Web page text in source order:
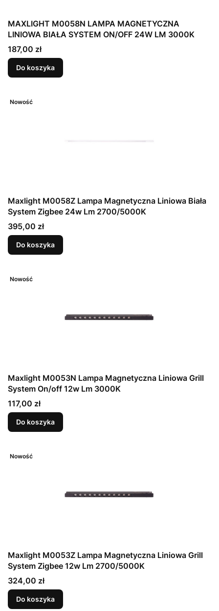
MAXLIGHT M0058N LAMPA MAGNETYCZNA
LINIOWA BIAŁA SYSTEM ON/OFF 24W LM 3000K
Cena
187,00 zł
Do koszyka
Nowość
Maxlight M0058Z Lampa Magnetyczna Liniowa Biała
System Zigbee 24w Lm 2700/5000K
Cena
395,00 zł
Do koszyka
Nowość
Maxlight M0053N Lampa Magnetyczna Liniowa Grill
System On/off 12w Lm 3000K
Cena
117,00 zł
Do koszyka
Nowość
Maxlight M0053Z Lampa Magnetyczna Liniowa Grill
System Zigbee 12w Lm 2700/5000K
Cena
324,00 zł
Do koszyka